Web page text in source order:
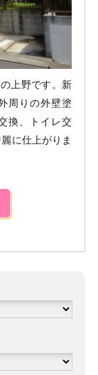
上野です。新
周りの外壁塗
換、トイレ交
に仕上がりま